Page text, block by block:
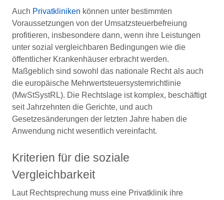
Auch Privatkliniken können unter bestimmten
Voraussetzungen von der Umsatzsteuerbefreiung
profitieren, insbesondere dann, wenn ihre Leistungen
unter sozial vergleichbaren Bedingungen wie die
öffentlicher Krankenhäuser erbracht werden.
Maßgeblich sind sowohl das nationale Recht als auch
die europäische Mehrwertsteuersystemrichtlinie
(MwStSystRL). Die Rechtslage ist komplex, beschäftigt
seit Jahrzehnten die Gerichte, und auch
Gesetzesänderungen der letzten Jahre haben die
Anwendung nicht wesentlich vereinfacht.
Kriterien für die soziale
Vergleichbarkeit
Laut Rechtsprechung muss eine Privatklinik ihre